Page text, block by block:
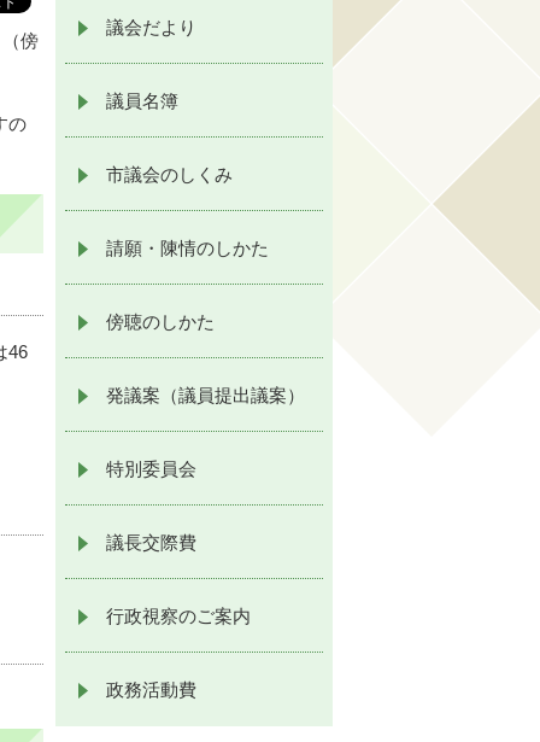
傍
の
46
議会だより
議員名簿
市議会のしくみ
請願・陳情のしかた
傍聴のしかた
発議案（議員提出議案）
特別委員会
議長交際費
行政視察のご案内
政務活動費